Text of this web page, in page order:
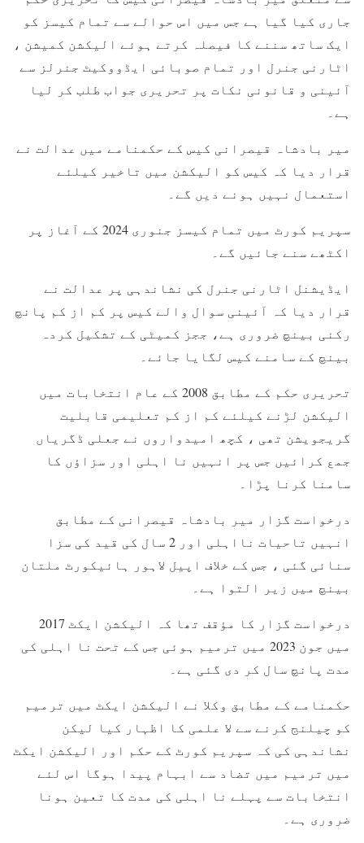
جاری کیا گیا ہے جس میں اس حوالے سے تمام کیسز کو
ایک ساتھ سننے کا فیصلہ کرتے ہوئے الیکشن کمیشن ،
اٹارنی جنرل اور تمام صوبائی ایڈووکیٹ جنرلز سے
آئینی و قانونی نکات پر تحریری جواب طلب کر لیا
ہے۔
میر بادشاہ قیصرانی کیس کے حکمنامے میں عدالت نے
قرار دیا کہ کیس کو الیکشن میں تاخیر کیلئے
استعمال نہیں ہونے دیں گے۔
سپریم کورٹ میں تمام کیسز جنوری 2024 کے آغاز پر
اکٹھے سنے جائیں گے۔
ایڈیشنل اٹارنی جنرل کی نشاندہی پر عدالت نے
قرار دیا کہ آئینی سوال والے کیس پر کم از کم پانچ
رکنی بینچ ضروری ہے، ججز کمیٹی کے تشکیل کردہ
بینچ کے سامنے کیس لگایا جائے۔
تحریری حکم کے مطابق 2008 کے عام انتخابات میں
الیکشن لڑنے کیلئے کم از کم تعلیمی قابلیت
گریجویشن تھی ، کچھ امیدواروں نے جعلی ڈگریاں
جمع کرائیں جس پر انہیں نا اہلی اور سزاؤں کا
سامنا کرنا پڑا۔
درخواست گزار میر بادشاہ قیصرانی کے مطابق
انہیں تاحیات نااہلی اور 2 سال کی قید کی سزا
سنائی گئی ، جس کے خلاف اپیل لاہور ہائیکورٹ ملتان
بینچ میں زیر التوا ہے۔
درخواست گزار کا مؤقف تھا کہ الیکشن ایکٹ 2017
میں جون 2023 میں ترمیم ہوئی جس کے تحت نا اہلی کی
مدت پانچ سال کر دی گئی ہے۔
حکمنامے کے مطابق وکلا نے الیکشن ایکٹ میں ترمیم
کو چیلنج کرنے سے لا علمی کا اظہار کیا لیکن
نشاندہی کی کہ سپریم کورٹ کے حکم اور الیکشن ایکٹ
میں ترمیم میں تضاد سے ابہام پیدا ہوگا اس لئے
انتخابات سے پہلے نا اہلی کی مدت کا تعین ہونا
ضروری ہے۔